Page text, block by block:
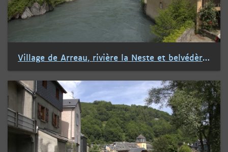
Village de Arreau, rivière la Neste et belvédère du château des Nestes